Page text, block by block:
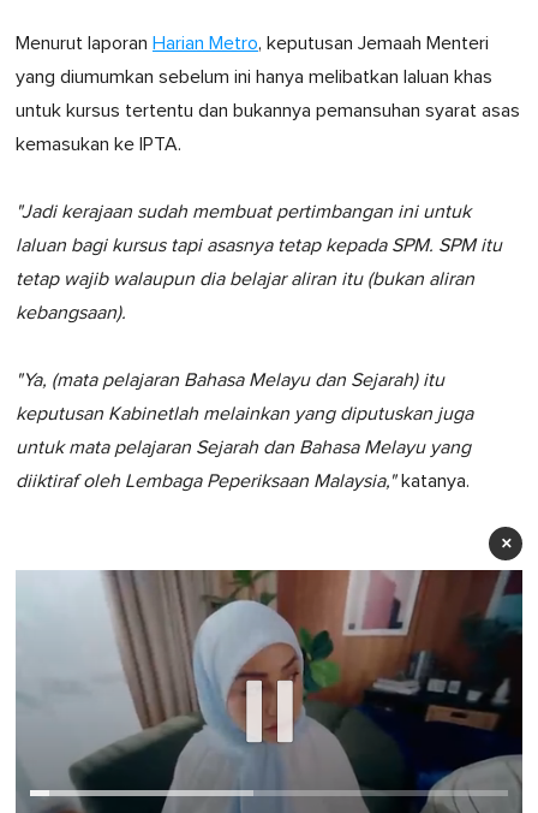
Menurut laporan Harian Metro, keputusan Jemaah Menteri
yang diumumkan sebelum ini hanya melibatkan laluan khas
untuk kursus tertentu dan bukannya pemansuhan syarat asas
kemasukan ke IPTA.
"Jadi kerajaan sudah membuat pertimbangan ini untuk
laluan bagi kursus tapi asasnya tetap kepada SPM. SPM itu
tetap wajib walaupun dia belajar aliran itu (bukan aliran
kebangsaan).
"Ya, (mata pelajaran Bahasa Melayu dan Sejarah) itu
keputusan Kabinetlah melainkan yang diputuskan juga
untuk mata pelajaran Sejarah dan Bahasa Melayu yang
diiktiraf oleh Lembaga Peperiksaan Malaysia,"katanya.
×